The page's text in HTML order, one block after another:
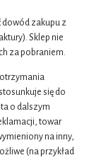
dowód zakupu z
Sklep nie
za pobraniem.
otrzymania
się do
o dalszym
towar
na inny,
(na przykład